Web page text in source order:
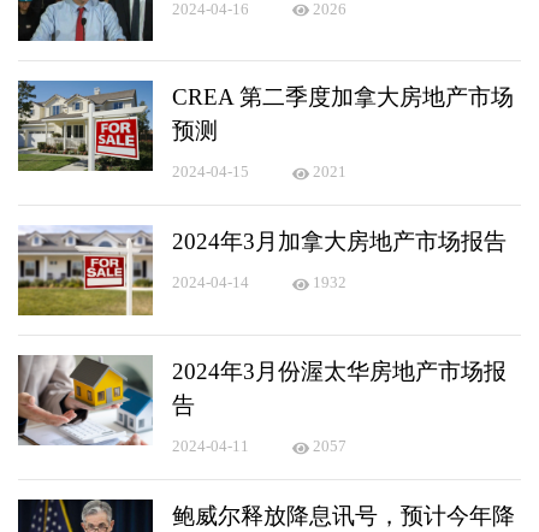
2024-04-16 2026
CREA 第二季度加拿大房地产市场
预测
2024-04-15 2021
2024年3月加拿大房地产市场报告
2024-04-14 1932
2024年3月份渥太华房地产市场报
告
2024-04-11 2057
鲍威尔释放降息讯号，预计今年降